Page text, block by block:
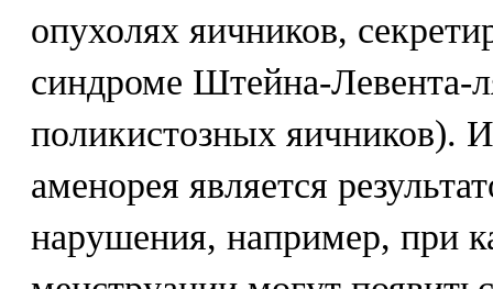
опухолях яичников,
синдроме Штейна-Левента-
поликистозных яичников).
аменорея является
нарушения, например, при